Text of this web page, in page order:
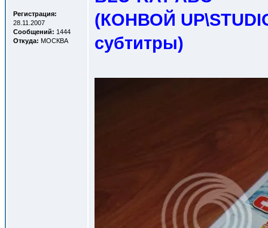
Регистрация:
28.11.2007
Сообщений: 1444
Откуда: МОСКВА
(КОНВОЙ
субтитры)